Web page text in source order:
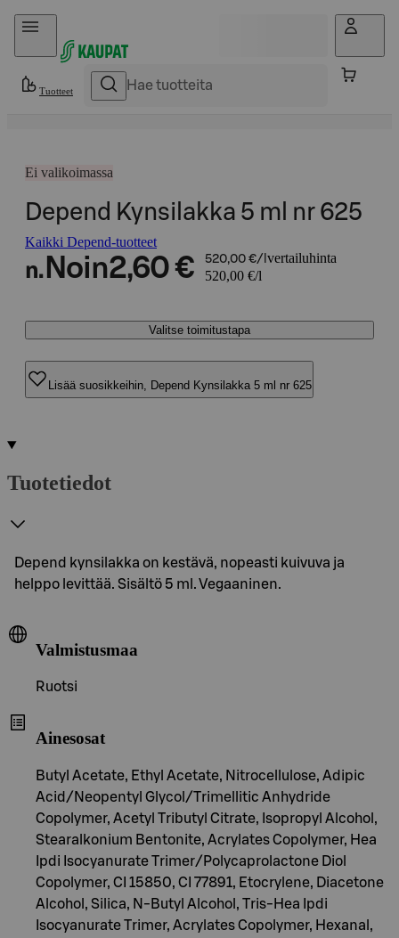
Hyppää sisältöön
Tuotteet
Ei valikoimassa
Depend Kynsilakka 5 ml nr 625
Kaikki Depend-tuotteet
n. Noin2,60 € 520,00 €/l vertailuhinta
520,00 €/l
Valitse toimitustapa
Lisää suosikkeihin, Depend Kynsilakka 5 ml nr 625
Tuotetiedot
Depend kynsilakka on kestävä, nopeasti kuivuva ja
helppo levittää. Sisältö 5 ml. Vegaaninen.
Valmistusmaa
Ruotsi
Ainesosat
Butyl Acetate, Ethyl Acetate, Nitrocellulose, Adipic
Acid/Neopentyl Glycol/Trimellitic Anhydride
Copolymer, Acetyl Tributyl Citrate, Isopropyl Alcohol,
Stearalkonium Bentonite, Acrylates Copolymer, Hea
Ipdi Isocyanurate Trimer/Polycaprolactone Diol
Copolymer, CI 15850, CI 77891, Etocrylene, Diacetone
Alcohol, Silica, N-Butyl Alcohol, Tris-Hea Ipdi
Isocyanurate Trimer, Acrylates Copolymer, Hexanal,